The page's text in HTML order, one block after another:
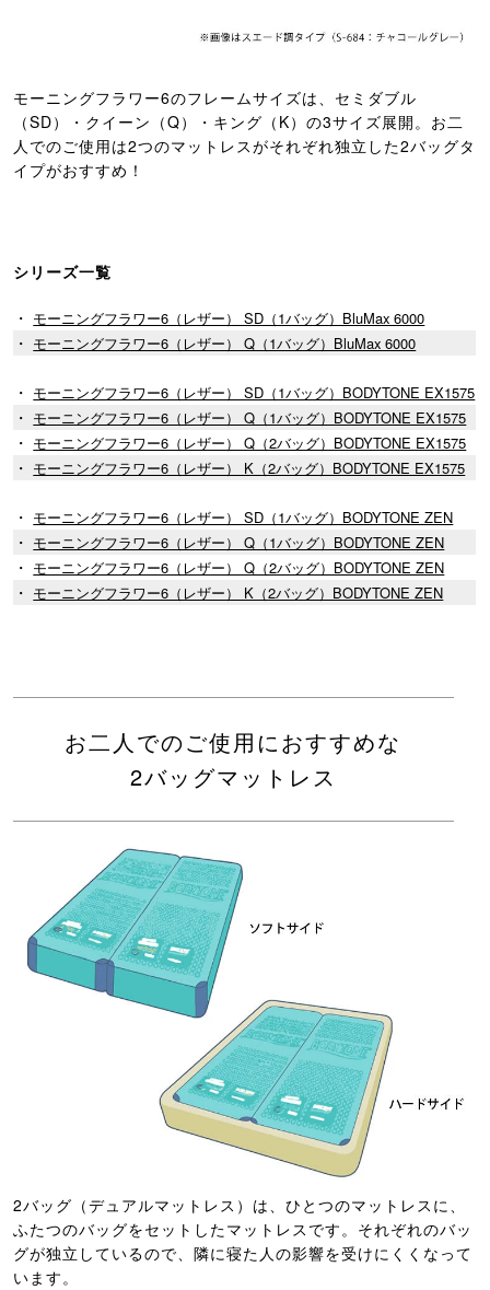
モーニングフラワー6のフレームサイズは、セミダブル
（SD）・クイーン（Q）・キング（K）の3サイズ展開。お二
人でのご使用は2つのマットレスがそれぞれ独立した2バッグタ
イプがおすすめ！
シリーズ一覧
・ モーニングフラワー6（レザー） SD（1バッグ）BluMax 6000
・ モーニングフラワー6（レザー） Q（1バッグ）BluMax 6000
・ モーニングフラワー6（レザー） SD（1バッグ）BODYTONE EX1575
・ モーニングフラワー6（レザー） Q（1バッグ）BODYTONE EX1575
・ モーニングフラワー6（レザー） Q（2バッグ）BODYTONE EX1575
・ モーニングフラワー6（レザー） K（2バッグ）BODYTONE EX1575
・ モーニングフラワー6（レザー） SD（1バッグ）BODYTONE ZEN
・ モーニングフラワー6（レザー） Q（1バッグ）BODYTONE ZEN
・ モーニングフラワー6（レザー） Q（2バッグ）BODYTONE ZEN
・ モーニングフラワー6（レザー） K（2バッグ）BODYTONE ZEN
お二人でのご使用におすすめな
2バッグマットレス
2バッグ（デュアルマットレス）は、ひとつのマットレスに、
ふたつのバッグをセットしたマットレスです。それぞれのバッ
グが独立しているので、隣に寝た人の影響を受けにくくなって
います。